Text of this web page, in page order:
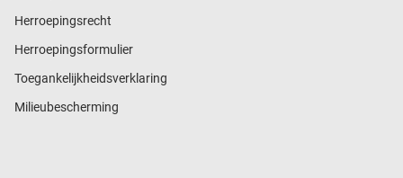
Herroepingsrecht
Herroepingsformulier
Toegankelijkheidsverklaring
Milieubescherming